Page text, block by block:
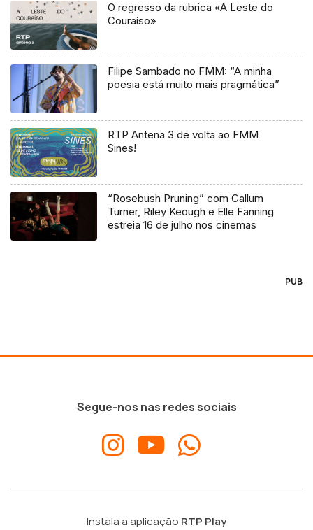
O regresso da rubrica «A Leste do
Couraíso»
Filipe Sambado no FMM: “A minha
poesia está muito mais pragmática”
RTP Antena 3 de volta ao FMM
Sines!
“Rosebush Pruning” com Callum
Turner, Riley Keough e Elle Fanning
estreia 16 de julho nos cinemas
PUB
Segue-nos nas redes sociais
Instala a aplicação RTP Play